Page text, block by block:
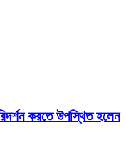
করতে উপস্থিত হলেন